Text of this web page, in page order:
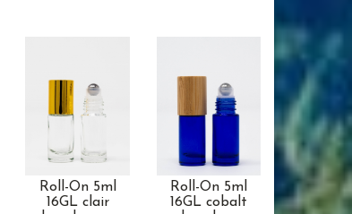
Roll-On 5ml
16GL clair
Roll-On 5ml
16GL cobalt